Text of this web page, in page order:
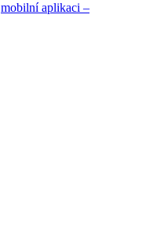
mobilní aplikaci –